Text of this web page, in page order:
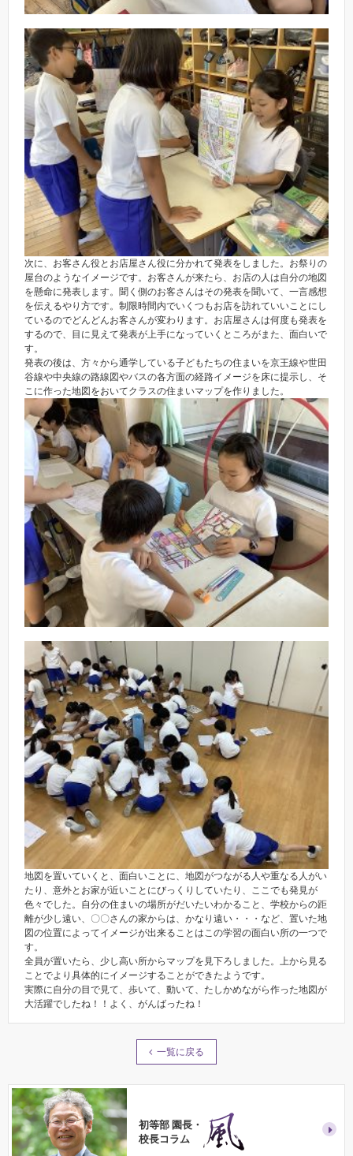
次に、お客さん役とお店屋さん役に分かれて発表をしました。お祭りの
屋台のようなイメージです。お客さんが来たら、お店の人は自分の地図
を懸命に発表します。聞く側のお客さんはその発表を聞いて、一言感想
を伝えるやり方です。制限時間内でいくつもお店を訪れていいことにし
ているのでどんどんお客さんが変わります。お店屋さんは何度も発表を
するので、目に見えて発表が上手になっていくところがまた、面白いで
す。
発表の後は、方々から通学している子どもたちの住まいを京王線や世田
谷線や中央線の路線図やバスの各方面の経路イメージを床に提示し、そ
こに作った地図をおいてクラスの住まいマップを作りました。
地図を置いていくと、面白いことに、地図がつながる人や重なる人がい
たり、意外とお家が近いことにびっくりしていたり、ここでも発見が
色々でした。自分の住まいの場所がだいたいわかること、学校からの距
離が少し遠い、〇〇さんの家からは、かなり遠い・・・など、置いた地
図の位置によってイメージが出来ることはこの学習の面白い所の一つで
す。
全員が置いたら、少し高い所からマップを見下ろしました。上から見る
ことでより具体的にイメージすることができたようです。
実際に自分の目で見て、歩いて、動いて、たしかめながら作った地図が
大活躍でしたね！！よく、がんばったね！
一覧に戻る
初等部 園長・
校長コラム